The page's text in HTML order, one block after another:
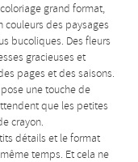
grand format,
couleurs des paysages
bucoliques. Des fleurs
gracieuses et
pages et des saisons.
une touche de
que les petites
crayon.
détails et le format
temps. Et cela ne